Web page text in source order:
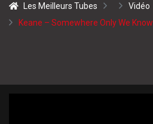
Les Meilleurs Tubes
Vidéo
Keane – Somewhere Only We Know